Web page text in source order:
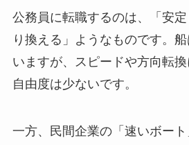
公務員に転職するのは、「安
り換える」ようなものです。
いますが、スピードや方向転換
自由度は少ないです。
一方、民間企業の「速いボー